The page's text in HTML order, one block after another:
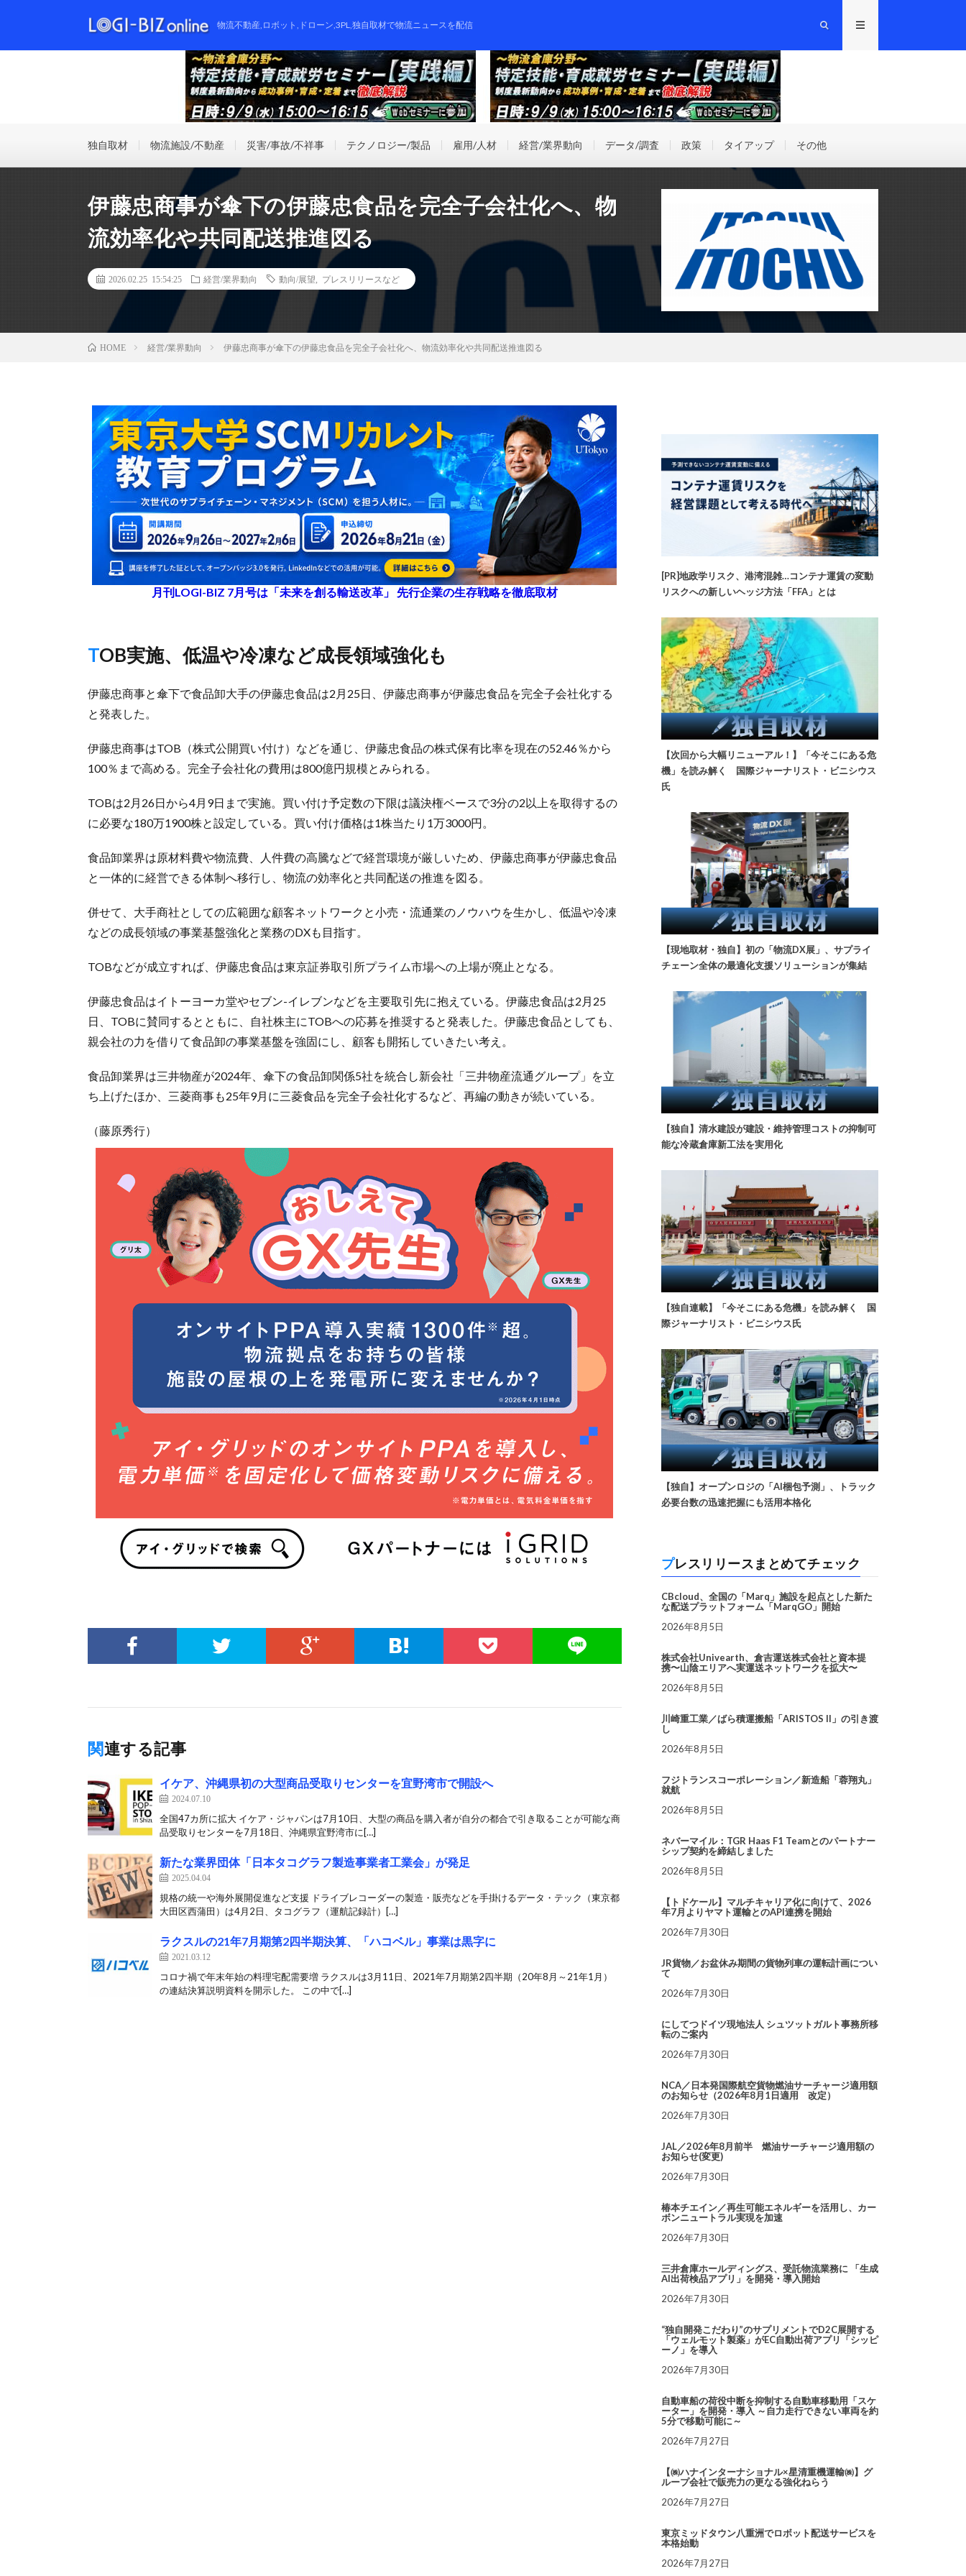
物流不動産,ロボット,ドローン,3PL,独自取材で物流ニュースを配信
独自取材 物流施設/不動産 災害/事故/不祥事 テクノロジー/製品 雇用/人材 経営/業界動向 データ/調査 政策 タイアップ その他
伊藤忠商事が傘下の伊藤忠食品を完全子会社化へ、物
流効率化や共同配送推進図る
2026.02.25 15:54:25 経営/業界動向 動向/展望 プレスリリースなど
HOME 経営/業界動向 伊藤忠商事が傘下の伊藤忠食品を完全子会社化へ、物流効率化や共同配送推進図る
月刊LOGI-BIZ 7月号は「未来を創る輸送改革」 先行企業の生存戦略を徹底取材
TOB実施、低温や冷凍など成長領域強化も
伊藤忠商事と傘下で食品卸大手の伊藤忠食品は2月25日、伊藤忠商事が伊藤忠食品を完全子会社化する
と発表した。
伊藤忠商事はTOB（株式公開買い付け）などを通じ、伊藤忠食品の株式保有比率を現在の52.46％から
100％まで高める。完全子会社化の費用は800億円規模とみられる。
TOBは2月26日から4月9日まで実施。買い付け予定数の下限は議決権ベースで3分の2以上を取得するの
に必要な180万1900株と設定している。買い付け価格は1株当たり1万3000円。
食品卸業界は原材料費や物流費、人件費の高騰などで経営環境が厳しいため、伊藤忠商事が伊藤忠食品
と一体的に経営できる体制へ移行し、物流の効率化と共同配送の推進を図る。
併せて、大手商社としての広範囲な顧客ネットワークと小売・流通業のノウハウを生かし、低温や冷凍
などの成長領域の事業基盤強化と業務のDXも目指す。
TOBなどが成立すれば、伊藤忠食品は東京証券取引所プライム市場への上場が廃止となる。
伊藤忠食品はイトーヨーカ堂やセブン-イレブンなどを主要取引先に抱えている。伊藤忠食品は2月25
日、TOBに賛同するとともに、自社株主にTOBへの応募を推奨すると発表した。伊藤忠食品としても、
親会社の力を借りて食品卸の事業基盤を強固にし、顧客も開拓していきたい考え。
食品卸業界は三井物産が2024年、傘下の食品卸関係5社を統合し新会社「三井物産流通グループ」を立
ち上げたほか、三菱商事も25年9月に三菱食品を完全子会社化するなど、再編の動きが続いている。
（藤原秀行）
関連する記事
イケア、沖縄県初の大型商品受取りセンターを宜野湾市で開設へ
2024.07.10
全国47カ所に拡大 イケア・ジャパンは7月10日、大型の商品を購入者が自分の都合で引き取ることが可能な商
品受取りセンターを7月18日、沖縄県宜野湾市に[…]
新たな業界団体「日本タコグラフ製造事業者工業会」が発足
2025.04.04
規格の統一や海外展開促進など支援 ドライブレコーダーの製造・販売などを手掛けるデータ・テック（東京都
大田区西蒲田）は4月2日、タコグラフ（運航記録計）[…]
ラクスルの21年7月期第2四半期決算、「ハコベル」事業は黒字に
2021.03.12
コロナ禍で年末年始の料理宅配需要増 ラクスルは3月11日、2021年7月期第2四半期（20年8月～21年1月）
の連結決算説明資料を開示した。 この中で[…]
[PR]地政学リスク、港湾混雑…コンテナ運賃の変動
リスクへの新しいヘッジ方法「FFA」とは
【次回から大幅リニューアル！】「今そこにある危
機」を読み解く 国際ジャーナリスト・ビニシウス
氏
【現地取材・独自】初の「物流DX展」、サプライ
チェーン全体の最適化支援ソリューションが集結
【独自】清水建設が建設・維持管理コストの抑制可
能な冷蔵倉庫新工法を実用化
【独自連載】「今そこにある危機」を読み解く 国
際ジャーナリスト・ビニシウス氏
【独自】オープンロジの「AI梱包予測」、トラック
必要台数の迅速把握にも活用本格化
プレスリリースまとめてチェック
CBcloud、全国の「Marq」施設を起点とした新た
な配送プラットフォーム「MarqGO」開始
2026年8月5日
株式会社Univearth、倉吉運送株式会社と資本提
携〜山陰エリアへ実運送ネットワークを拡大〜
2026年8月5日
川崎重工業／ばら積運搬船「ARISTOS II」の引き渡
し
2026年8月5日
フジトランスコーポレーション／新造船「蓉翔丸」
就航
2026年8月5日
ネバーマイル：TGR Haas F1 Teamとのパートナー
シップ契約を締結しました
2026年8月5日
【トドケール】マルチキャリア化に向けて、2026
年7月よりヤマト運輸とのAPI連携を開始
2026年7月30日
JR貨物／お盆休み期間の貨物列車の運転計画につい
て
2026年7月30日
にしてつドイツ現地法人 シュツットガルト事務所移
転のご案内
2026年7月30日
NCA／日本発国際航空貨物燃油サーチャージ適用額
のお知らせ（2026年8月1日適用 改定）
2026年7月30日
JAL／2026年8月前半 燃油サーチャージ適用額の
お知らせ(変更)
2026年7月30日
椿本チエイン／再生可能エネルギーを活用し、カー
ボンニュートラル実現を加速
2026年7月30日
三井倉庫ホールディングス、受託物流業務に 「生成
AI出荷検品アプリ」を開発・導入開始
2026年7月30日
“独自開発こだわり”のサプリメントでD2C展開する
「ウェルモット製薬」がEC自動出荷アプリ「シッピ
ーノ」を導入
2026年7月30日
自動車船の荷役中断を抑制する自動車移動用「スケ
ーター」を開発・導入 ～自力走行できない車両を約
5分で移動可能に～
2026年7月27日
【㈱ハナインターナショナル×星清重機運輸㈱】グ
ループ会社で販売力の更なる強化ねらう
2026年7月27日
東京ミッドタウン八重洲でロボット配送サービスを
本格始動
2026年7月27日